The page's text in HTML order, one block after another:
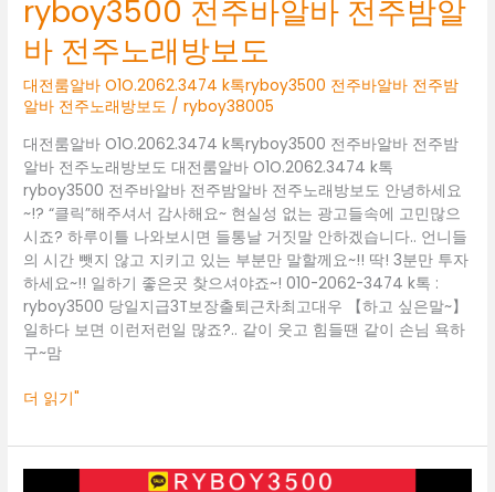
ryboy3500 전주바알바 전주밤알
바 전주노래방보도
대전룸알바 O1O.2062.3474 k톡ryboy3500 전주바알바 전주밤
알바 전주노래방보도 /ryboy38005
대전룸알바 O1O.2062.3474 k톡ryboy3500 전주바알바 전주밤
알바 전주노래방보도 대전룸알바 O1O.2062.3474 k톡
ryboy3500 전주바알바 전주밤알바 전주노래방보도 안녕하세요
~!? “클릭”해주셔서 감사해요~ 현실성 없는 광고들속에 고민많으
시죠? 하루이틀 나와보시면 들통날 거짓말 안하겠습니다.. 언니들
의 시간 뺏지 않고 지키고 있는 부분만 말할께요~!! 딱! 3분만 투자
하세요~!! 일하기 좋은곳 찾으셔야죠~! 010-2062-3474 k톡 :
ryboy3500 당일지급3T보장출퇴근차최고대우 【하고 싶은말~】
일하다 보면 이런저런일 많죠?.. 같이 웃고 힘들땐 같이 손님 욕하
구~맘
바
전
노
래
방
보
도
더 읽기"